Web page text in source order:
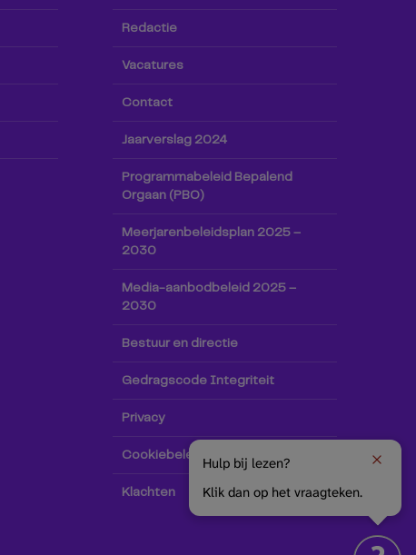
Redactie
Vacatures
Contact
Jaarverslag 2024
Programmabeleid Bepalend
Orgaan (PBO)
Meerjarenbeleidsplan 2025 –
2030
Media-aanbodbeleid 2025 –
2030
Bestuur en directie
Gedragscode Integriteit
Privacy
Cookiebeleid
Klachten
Hulp bij lezen?
Klik dan op het vraagteken.